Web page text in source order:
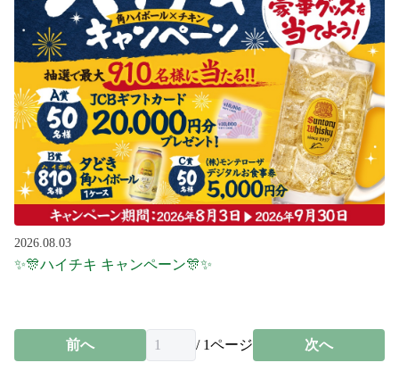
2026.08.03
✨🎊ハイチキ キャンペーン🎊✨
前へ / 1ページ 次へ